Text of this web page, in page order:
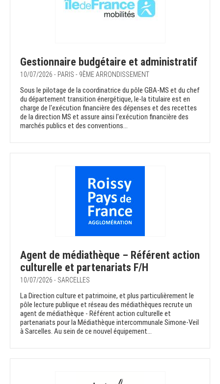
Gestionnaire budgétaire et administratif
10/07/2026 - PARIS - 9ÈME ARRONDISSEMENT
Sous le pilotage de la coordinatrice du pôle GBA-MS et du chef
du département transition énergétique, le-la titulaire est en
charge de l'exécution financière des dépenses et des recettes
de la direction MS et assure ainsi l'exécution financière des
marchés publics et des conventions...
Agent de médiathèque – Référent action
culturelle et partenariats F/H
10/07/2026 - SARCELLES
La Direction culture et patrimoine, et plus particulièrement le
pôle lecture publique et réseau des médiathèques recrute un
agent de médiathèque - Référent action culturelle et
partenariats pour la Médiathèque intercommunale Simone-Veil
à Sarcelles. Au sein de ce nouvel équipement...